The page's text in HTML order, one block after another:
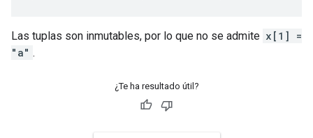
Las tuplas son inmutables, por lo que no se admite x[1] =
"a" .
¿Te ha resultado útil?